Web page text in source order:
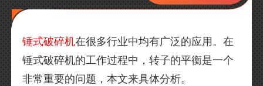
锤式破碎机在很多行业中均有广泛的应用。在
锤式破碎机的工作过程中，转子的平衡是一个
非常重要的问题，本文来具体分析。